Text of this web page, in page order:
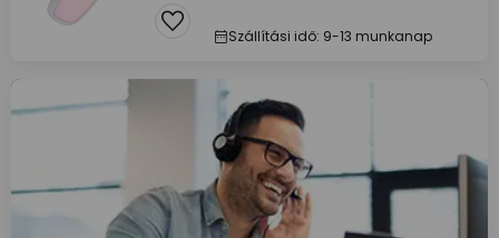
Szállítási idő: 9-13 munkanap